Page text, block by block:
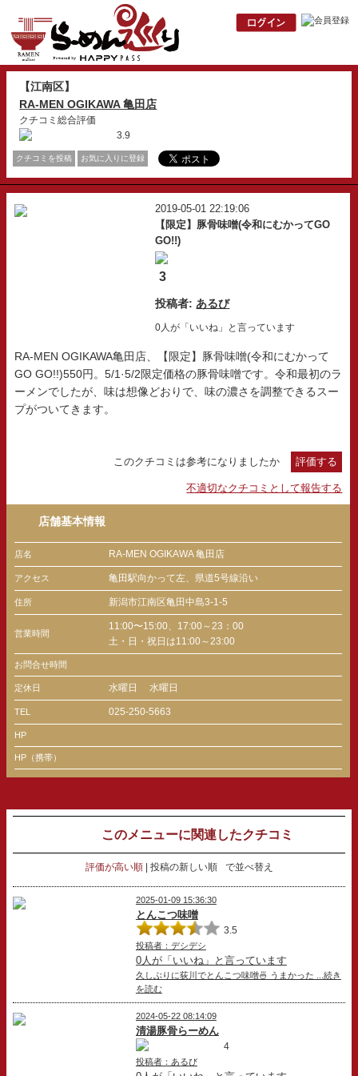
【江南区】
RA-MEN OGIKAWA 亀田店
クチコミ総合評価
3.9
クチコミを投稿 お気に入りに登録
2019-05-01 22:19:06
【限定】豚骨味噌(令和にむかってGO
GO!!)
3
投稿者: あるび
0人が「いいね」と言っています
RA-MEN OGIKAWA亀田店、【限定】豚骨味噌(令和にむかって
GO GO!!)550円。5/1·5/2限定価格の豚骨味噌です。令和最初のラ
ーメンでしたが、味は想像どおりで、味の濃さを調整できるスー
プがついてきます。
このクチコミは参考になりましたか 評価する
不適切なクチコミとして報告する
店舗基本情報
店名 RA-MEN OGIKAWA 亀田店
アクセス 亀田駅向かって左、県道5号線沿い
住所 新潟市江南区亀田中島3-1-5
営業時間
11:00〜15:00、17:00～23：00
土・日・祝日は11:00～23:00
お問合せ時間
定休日 水曜日 水曜日
TEL 025-250-5663
HP
HP（携帯）
このメニューに関連したクチコミ
評価が高い順 投稿の新しい順 で並べ替え
2025-01-09 15:36:30
とんこつ味噌
3.5
投稿者：デシデシ
0人が「いいね」と言っています
久しぶりに荻川でとんこつ味噌🍜 うまかった ...続き
を読む
2024-05-22 08:14:09
清湯豚骨らーめん
4
投稿者：あるび